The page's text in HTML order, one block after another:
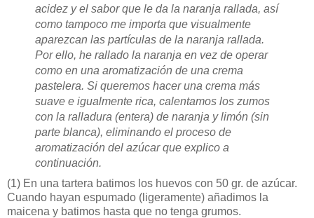
acidez y el sabor que le da la naranja rallada, así
como tampoco me importa que visualmente
aparezcan las partículas de la naranja rallada.
Por ello, he rallado la naranja en vez de operar
como en una aromatización de una crema
pastelera. Si queremos hacer una crema más
suave e igualmente rica, calentamos los zumos
con la ralladura (entera) de naranja y limón (sin
parte blanca), eliminando el proceso de
aromatización del azúcar que explico a
continuación.
(1) En una tartera batimos los huevos con 50 gr. de azúcar.
Cuando hayan espumado (ligeramente) añadimos la
maicena y batimos hasta que no tenga grumos.